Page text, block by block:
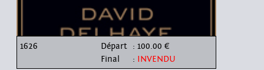
1626 Départ : 100.00 €
Final
: INVENDU